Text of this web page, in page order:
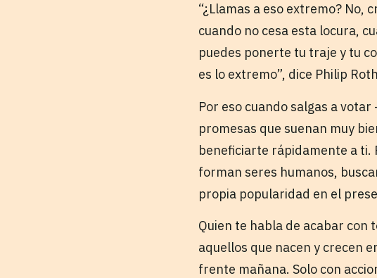
“¿Llamas a eso extremo? No,
cuando no cesa esta locura,
puedes ponerte tu traje y tu
es lo extremo”, dice Philip
Por eso cuando salgas a
promesas que suenan muy
beneficiarte rápidamente a ti.
forman seres humanos,
propia popularidad en el
Quien te habla de acabar con
aquellos que nacen y crecen
frente mañana. Solo con